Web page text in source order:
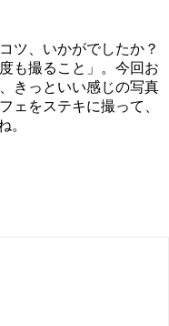
ツ、いかがでしたか？
も撮ること」。今回お
きっといい感じの写真
ェをステキに撮って、
。